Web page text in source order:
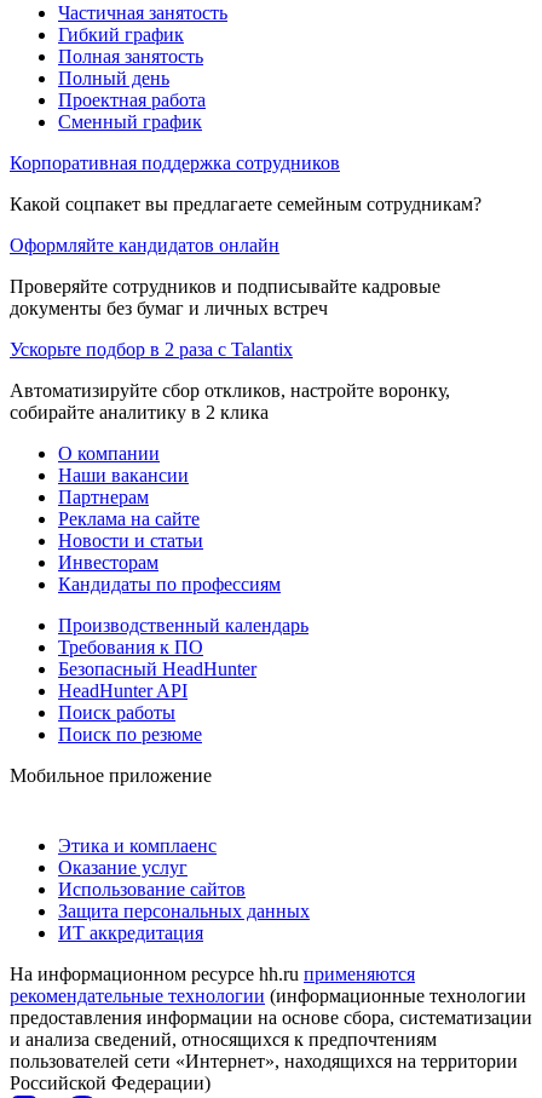
Частичная занятость
Гибкий график
Полная занятость
Полный день
Проектная работа
Сменный график
Корпоративная поддержка сотрудников
Какой соцпакет вы предлагаете семейным сотрудникам?
Оформляйте кандидатов онлайн
Проверяйте сотрудников и подписывайте кадровые
документы без бумаг и личных встреч
Ускорьте подбор в 2 раза с Talantix
Автоматизируйте сбор откликов, настройте воронку,
собирайте аналитику в 2 клика
О компании
Наши вакансии
Партнерам
Реклама на сайте
Новости и статьи
Инвесторам
Кандидаты по профессиям
Производственный календарь
Требования к ПО
Безопасный HeadHunter
HeadHunter API
Поиск работы
Поиск по резюме
Мобильное приложение
Этика и комплаенс
Оказание услуг
Использование сайтов
Защита персональных данных
ИТ аккредитация
На информационном ресурсе hh.ru применяются
рекомендательные технологии (информационные технологии
предоставления информации на основе сбора, систематизации
и анализа сведений, относящихся к предпочтениям
пользователей сети «Интернет», находящихся на территории
Российской Федерации)